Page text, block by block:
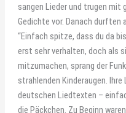
sangen Lieder und trugen mit
Gedichte vor. Danach durften
“Einfach spitze, dass du da
erst sehr verhalten, doch als
mitzumachen, sprang der
strahlenden Kinderaugen.
deutschen Liedtexten –
die Päckchen. Zu Beginn